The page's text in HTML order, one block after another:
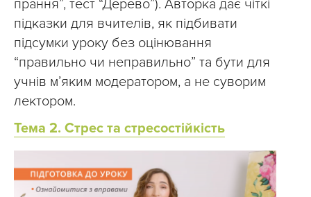
прання”, тест “Дерево”). Авторка дає чіткі
підказки для вчителів, як підбивати
підсумки уроку без оцінювання
“правильно чи неправильно” та бути для
учнів м’яким модератором, а не суворим
лектором.
Тема 2. Стрес та стресостійкість